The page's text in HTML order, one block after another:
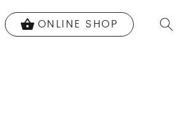
shopping_basket ONLINE SHOP